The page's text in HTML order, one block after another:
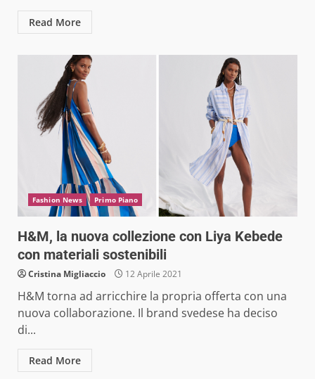
Read More
Fashion News Primo Piano
H&M, la nuova collezione con Liya Kebede
con materiali sostenibili
Cristina Migliaccio 12 Aprile 2021
H&M torna ad arricchire la propria offerta con una
nuova collaborazione. Il brand svedese ha deciso
di...
Read More